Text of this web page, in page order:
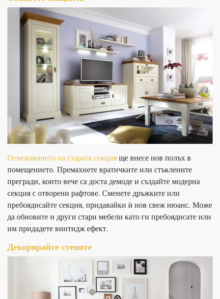
Освежаването на старата секцияще внесе нов полъх в
помещението. Премахнете вратичките или стъклените
прегради, които вече са доста демоде и създайте модерна
секция с отворени рафтове. Сменете дръжките или
пребоядисайте секция, придавайки ѝ нов свеж нюанс. Може
да обновите и други стари мебели като ги пребоядисате или
им придадете винтидж ефект.
Декорирайте стените